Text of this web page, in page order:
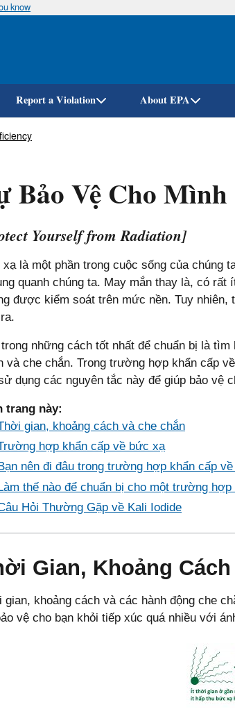
Skip
know
Report a Violation About EPA
Bảo Vệ Cho
Yourself from Radiation]
xạ là một phần trong cuộc sống của chúng
quanh chúng ta. May mắn thay là, có
được kiểm soát trên mức nền. Tuy nhiên,
những cách tốt nhất để chuẩn bị là
và che chắn. Trong trường hợp khẩn cấp
dụng các nguyên tắc này để giúp bảo vệ
trang này​:
gian, khoảng cách và che chắn
hợp khẩn cấp về bức xạ
Bạn nên đi đâu trong trường hợp khẩn cấp
thế nào để chuẩn bị cho một trường
Hỏi Thường Gặp về Kali Iodide
Gian, Khoảng Cách
gian, khoảng cách và các hành động che
vệ cho bạn khỏi tiếp xúc quá nhiều với